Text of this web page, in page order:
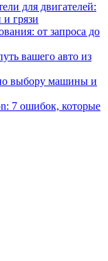
для двигателей:
грязи
от запроса до
вашего авто из
выбору машины и
7 ошибок, которые